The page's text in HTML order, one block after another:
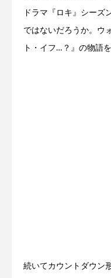
ドラマ『ロキ』シーズ
ではないだろうか。ウ
ト・イフ…？』の物語
続いてカウントダウン